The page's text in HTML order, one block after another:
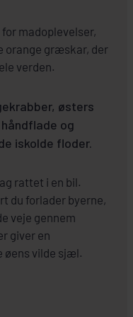
madoplevelser,
orange græskar, der
verden.
østers
og
iskolde floder.
rattet i en bil.
du forlader byerne,
veje gennem
giver en
øens vilde sjæl.